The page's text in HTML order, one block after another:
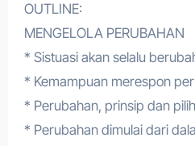
OUTLINE:
MENGELOLA PERUBAHAN
* Sistuasi akan selalu
* Kemampuan merespon
* Perubahan, prinsip dan
* Perubahan dimulai dari